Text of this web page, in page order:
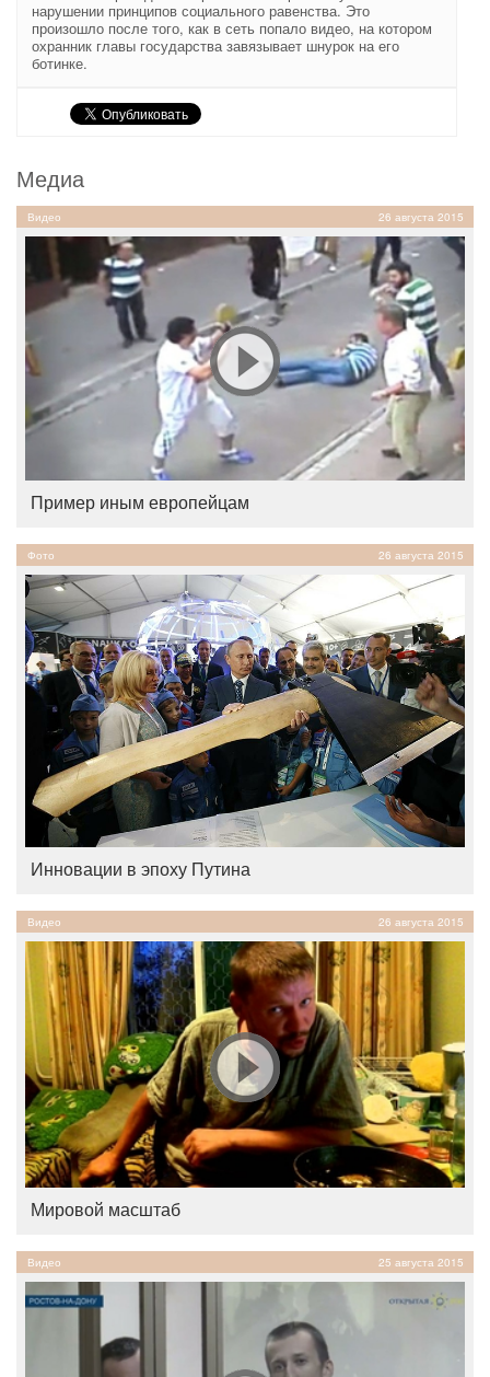
нарушении принципов социального равенства. Это
произошло после того, как в сеть попало видео, на котором
охранник главы государства завязывает шнурок на его
ботинке.
Медиа
Видео 26 августа 2015
Пример иным европейцам
Фото 26 августа 2015
Инновации в эпоху Путина
Видео 26 августа 2015
Мировой масштаб
Видео 25 августа 2015